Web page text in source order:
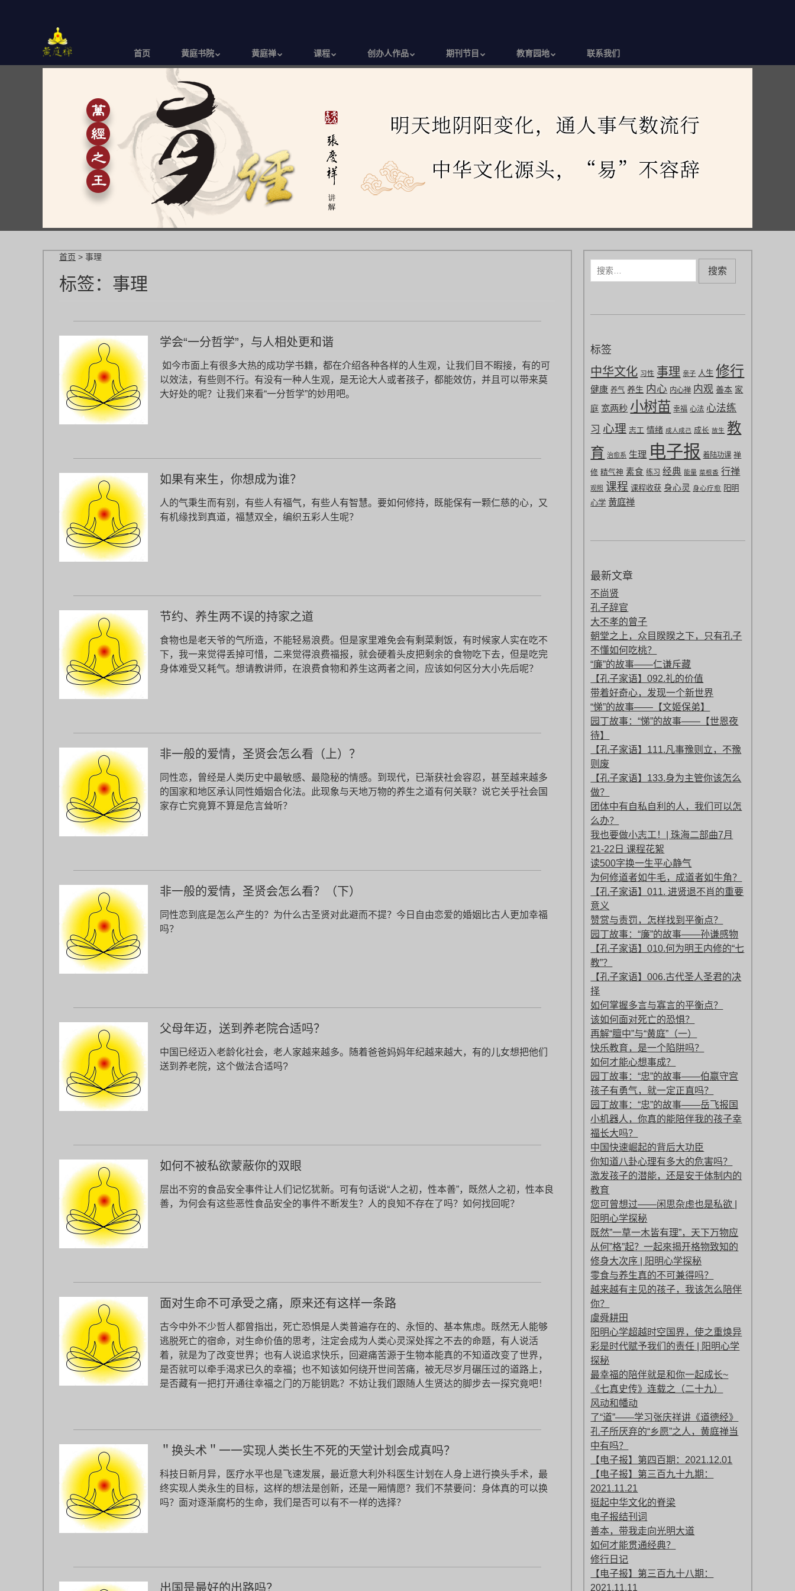
页
跳转到内容
首页 黄庭书院 黄庭禅 课程 创办人作品 期刊节目 教育园地 联系我们
首页 > 事理
标签： 事理
学会“一分哲学”，与人相处更和谐
如今市面上有很多大热的成功学书籍，都在介绍各种各样的人生观，让我们目不暇接，有的可
以效法，有些则不行。有没有一种人生观，是无论大人或者孩子，都能效仿，并且可以带来莫
大好处的呢？让我们来看“一分哲学”的妙用吧。
如果有来生，你想成为谁？
人的气秉生而有别，有些人有福气，有些人有智慧。要如何修持，既能保有一颗仁慈的心，又
有机缘找到真道，福慧双全，编织五彩人生呢？
节约、养生两不误的持家之道
食物也是老天爷的气所造，不能轻易浪费。但是家里难免会有剩菜剩饭，有时候家人实在吃不
下，我一来觉得丢掉可惜，二来觉得浪费福报，就会硬着头皮把剩余的食物吃下去，但是吃完
身体难受又耗气。想请教讲师，在浪费食物和养生这两者之间，应该如何区分大小先后呢？
非一般的爱情，圣贤会怎么看（上）？
同性恋，曾经是人类历史中最敏感、最隐秘的情感。到现代，已渐获社会容忍，甚至越来越多
的国家和地区承认同性婚姻合化法。此现象与天地万物的养生之道有何关联？说它关乎社会国
家存亡究竟算不算是危言耸听？
非一般的爱情，圣贤会怎么看？（下）
同性恋到底是怎么产生的？为什么古圣贤对此避而不提？今日自由恋爱的婚姻比古人更加幸福
吗？
父母年迈，送到养老院合适吗？
中国已经迈入老龄化社会，老人家越来越多。随着爸爸妈妈年纪越来越大，有的儿女想把他们
送到养老院，这个做法合适吗?
如何不被私欲蒙蔽你的双眼
层出不穷的食品安全事件让人们记忆犹新。可有句话说“人之初，性本善”，既然人之初，性本良
善，为何会有这些恶性食品安全的事件不断发生？人的良知不存在了吗？如何找回呢？
面对生命不可承受之痛，原来还有这样一条路
古今中外不少哲人都曾指出，死亡恐惧是人类普遍存在的、永恒的、基本焦虑。既然无人能够
逃脱死亡的宿命，对生命价值的思考，注定会成为人类心灵深处挥之不去的命题，有人说活
着，就是为了改变世界；也有人说追求快乐，回避痛苦源于生物本能真的不知道改变了世界，
是否就可以牵手渴求已久的幸福；也不知该如何绕开世间苦痛，被无尽岁月碾压过的道路上，
是否藏有一把打开通往幸福之门的万能钥匙？不妨让我们跟随人生贤达的脚步去一探究竟吧！
＂换头术＂一一实现人类长生不死的天堂计划会成真吗？
科技日新月异，医疗水平也是飞速发展，最近意大利外科医生计划在人身上进行换头手术，最
终实现人类永生的目标，这样的想法是创新，还是一厢情愿？我们不禁要问：身体真的可以换
吗？面对逐渐腐朽的生命，我们是否可以有不一样的选择？
出国是最好的出路吗？
搜
索
标签
中华文化 习性 事理 亲子 人生 修行
健康 养气 养生 内心 内心禅 内观 善本 家
庭 宽两秒 小树苗 幸福 心法 心法练
习 心理 志工 情绪 成人成己 成长 放生 教
育 治愈系 生理 电子报 着陆功课 禅
修 精气神 素食 练习 经典 能量 菜根香 行禅
观照 课程 课程收获 身心灵 身心疗愈 阳明
心学 黄庭禅
最新文章
不尚贤
孔子辞官
大不孝的曾子
朝堂之上，众目睽睽之下，只有孔子
不懂如何吃桃？
“廉”的故事——仁谦斥藏
【孔子家语】092.礼的价值
带着好奇心，发现一个新世界
“悌”的故事——【文姬保弟】
园丁故事：“悌”的故事——【世恩夜
待】
【孔子家语】111.凡事豫则立，不豫
则废
【孔子家语】133.身为主管你该怎么
做？
团体中有自私自利的人，我们可以怎
么办？
我也要做小志工！| 珠海二部曲7月
21-22日 课程花絮
读500字换一生平心静气
为何修道者如牛毛，成道者如牛角？
【孔子家语】011. 进贤退不肖的重要
意义
赞赏与责罚，怎样找到平衡点？
园丁故事：“廉”的故事——孙谦感物
【孔子家语】010.何为明王内修的“七
教”？
【孔子家语】006.古代圣人圣君的决
择
如何掌握多言与寡言的平衡点？
该如何面对死亡的恐惧？
再解“膻中”与“黄庭”（一）
快乐教育，是一个陷阱吗？
如何才能心想事成？
园丁故事：“忠”的故事——伯嬴守宫
孩子有勇气，就一定正直吗？
园丁故事：“忠”的故事——岳飞报国
小机器人，你真的能陪伴我的孩子幸
福长大吗？
中国快速崛起的背后大功臣
你知道八卦心理有多大的危害吗？
激发孩子的潜能，还是安于体制内的
教育
您可曾想过——闲思杂虑也是私欲 |
阳明心学探秘
既然”一草一木皆有理”，天下万物应
从何”格”起？一起來揭开格物致知的
修身大次序 | 阳明心学探秘
零食与养生真的不可兼得吗？
越来越有主见的孩子，我该怎么陪伴
你？
虞舜耕田
阳明心学超越时空国界，使之重焕异
彩是时代赋予我们的责任 | 阳明心学
探秘
最幸福的陪伴就是和你一起成长~
《七真史传》连载之（二十九）
风动和幡动
了“道”——学习张庆祥讲《道德经》
孔子所厌弃的“乡愿”之人，黄庭禅当
中有吗？
【电子报】第四百期：2021.12.01
【电子报】第三百九十九期：
2021.11.21
挺起中华文化的脊梁
电子报结刊词
善本，带我走向光明大道
如何才能贯通经典？
修行日记
【电子报】第三百九十八期：
2021.11.11